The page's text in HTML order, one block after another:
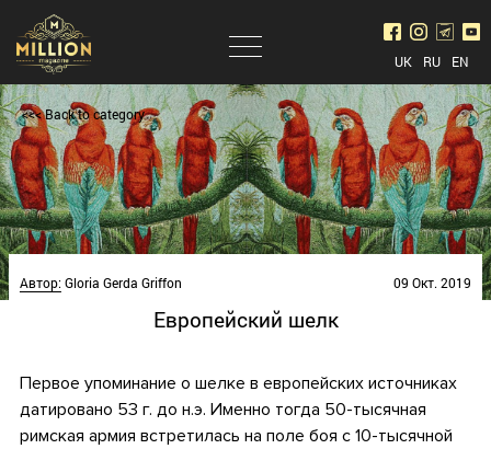
UK RU EN
<<< Back to category
Автор:Gloria Gerda Griffon 09 Окт. 2019
Европейский шелк
Первое упоминание о шелке в европейских источниках
датировано 53 г. до н.э. Именно тогда 50-тысячная
римская армия встретилась на поле боя с 10-тысячной